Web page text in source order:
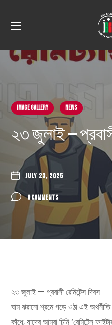
Image Gallery News
২৩ জুলাই —
JULY 23, 2025
0 COMMENTS
২৩ জুলাই — প্রবাসী রেমিটেন্স দিবস
ঘাম ঝরানো শ্রমে গড়ে ওঠা এই
কাঁধে, যাদের আমরা চিনি ‘রেমিটেন্স